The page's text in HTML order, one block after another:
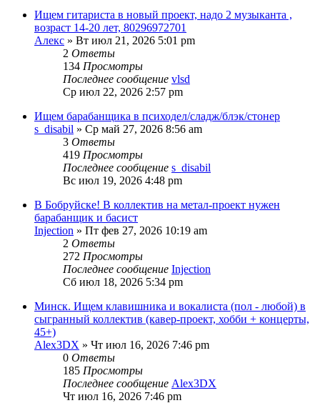
Ищем гитариста в новый проект, надо 2 музыканта ,
возраст 14-20 лет, 80296972701
Алекс » Вт июл 21, 2026 5:01 pm
2 Ответы
134 Просмотры
Последнее сообщение vlsd
Ср июл 22, 2026 2:57 pm
Ищем барабанщика в психодел/сладж/блэк/стонер
s_disabil » Ср май 27, 2026 8:56 am
3 Ответы
419 Просмотры
Последнее сообщение s_disabil
Вс июл 19, 2026 4:48 pm
В Бобруйске! В коллектив на метал-проект нужен
барабанщик и басист
Injection » Пт фев 27, 2026 10:19 am
2 Ответы
272 Просмотры
Последнее сообщение Injection
Сб июл 18, 2026 5:34 pm
Минск. Ищем клавишника и вокалиста (пол - любой) в
сыгранный коллектив (кавер-проект, хобби + концерты,
45+)
Alex3DX » Чт июл 16, 2026 7:46 pm
0 Ответы
185 Просмотры
Последнее сообщение Alex3DX
Чт июл 16, 2026 7:46 pm